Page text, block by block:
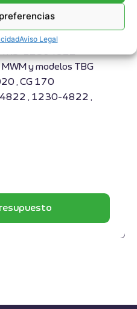
Aviso Legal
RS-12304822
y modelos TBG
, CG 170
, 1230-4822 ,